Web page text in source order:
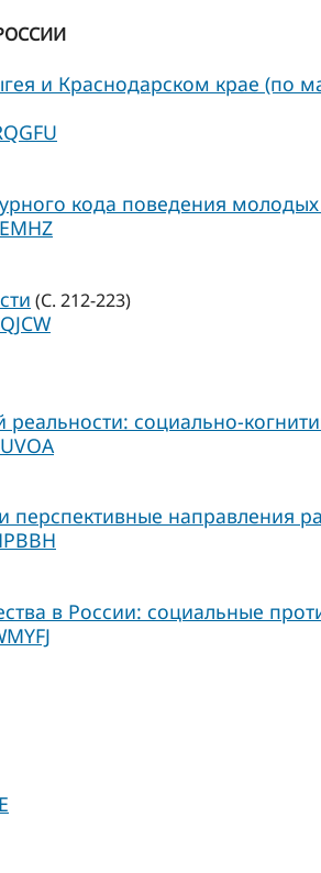
и Краснодарском крае (по
кода поведения
(С. 212-223)
социально-
направления
в России: социальные